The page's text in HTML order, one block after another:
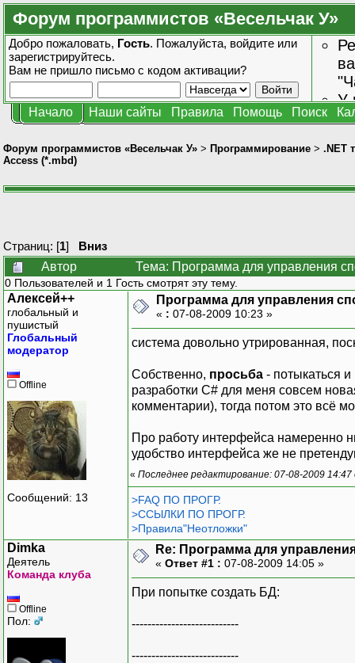
Форум программистов «Весельчак У»
Добро пожаловать, Гость. Пожалуйста, войдите или
зарегистрируйтесь.
Вам не пришло письмо с кодом активации?
У
Начало Наши сайты Правила Помощь Поиск
Форум программистов «Весельчак У» > Программирование > .NET
Access (*.mbd)
Страниц: [1] Вниз
Автор
Тема: Программа для управления
0 Пользователей и 1 Гость смотрят эту тему.
Алексей++
глобальный и
пушистый
Глобальный
модератор
Offline
Сообщений: 13
Программа для управления
« : 07-08-2009 10:23 »
система довольно утрированная,
Собственно, просьба - потыкаться
разработки C# для меня совсем
комментарии), тогда потом это всё
Про работу интерфейса намеренно
удобство интерфейса же не
« Последнее редактирование: 07-08-2009
>FAQ ПО ПРОГР.
>ССЫЛКИ ПО ПРОГР.
>Правила"Неотложки"
Dimka
Деятель
Команда клуба
Offline
Пол:
Re: Программа для
« Ответ #1 : 07-08-2009 14:05 »
При попытке создать БД:
---------------------------
---------------------------